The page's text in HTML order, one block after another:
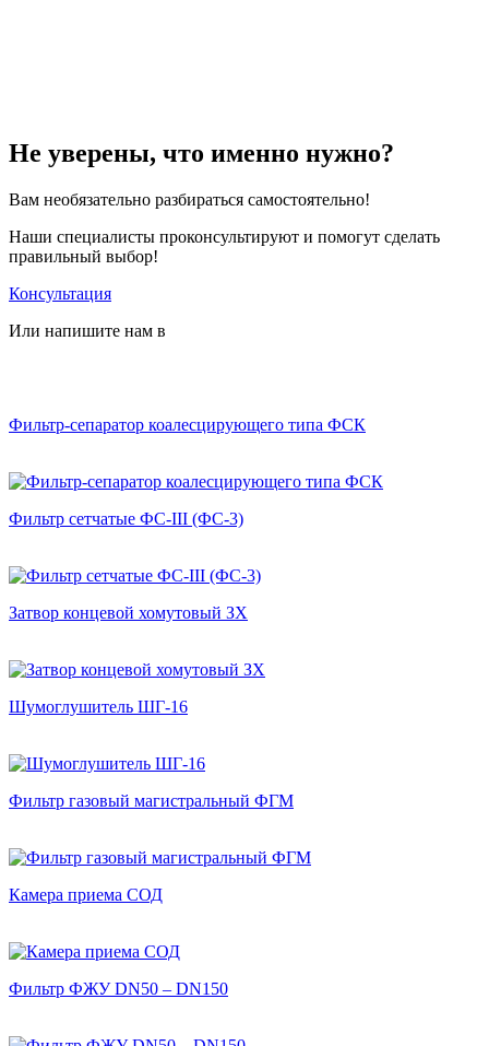
Не уверены, что именно нужно?
Вам необязательно разбираться самостоятельно!
Наши специалисты проконсультируют и помогут сделать
правильный выбор!
Консультация
Или напишите нам в
Фильтр-сепаратор коалесцирующего типа ФСК
Фильтр сетчатые ФС-III (ФС-3)
Затвор концевой хомутовый ЗХ
Шумоглушитель ШГ-16
Фильтр газовый магистральный ФГМ
Камера приема СОД
Фильтр ФЖУ DN50 – DN150